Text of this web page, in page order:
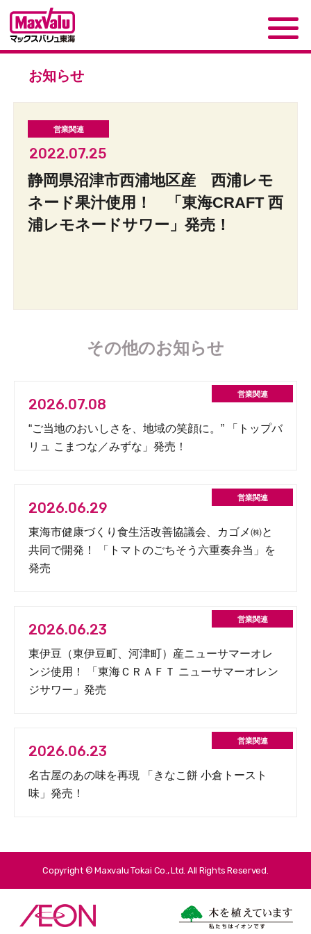
お知らせ
2022.07.25
静岡県沼津市西浦地区産 西浦レモ
ネード果汁使用！ 「東海CRAFT 西
浦レモネードサワー」発売！
その他のお知らせ
2026.07.08
“ご当地のおいしさを、地域の笑顔に。” 「トップバ
リュ こまつな／みずな」発売！
2026.06.29
東海市健康づくり食生活改善協議会、カゴメ㈱と
共同で開発！ 「トマトのごちそう六重奏弁当」を
発売
2026.06.23
東伊豆（東伊豆町、河津町）産ニューサマーオレ
ンジ使用！ 「東海ＣＲＡＦＴ ニューサマーオレン
ジサワー」発売
2026.06.23
名古屋のあの味を再現 「きなこ餅 小倉トースト
味」発売！
Copyright © Maxvalu Tokai Co., Ltd. All Rights Reserved.